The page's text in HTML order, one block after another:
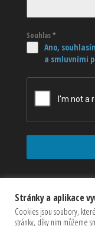
Souhlas*
Ano,
a smluvními
Stránky a aplikace
Cookies jsou soubory,
stránky, díky nim můžeme